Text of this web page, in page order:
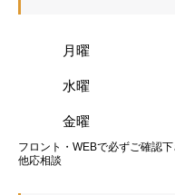
月曜
水曜
金曜
フロント・WEBで必ずご確認
他応相談